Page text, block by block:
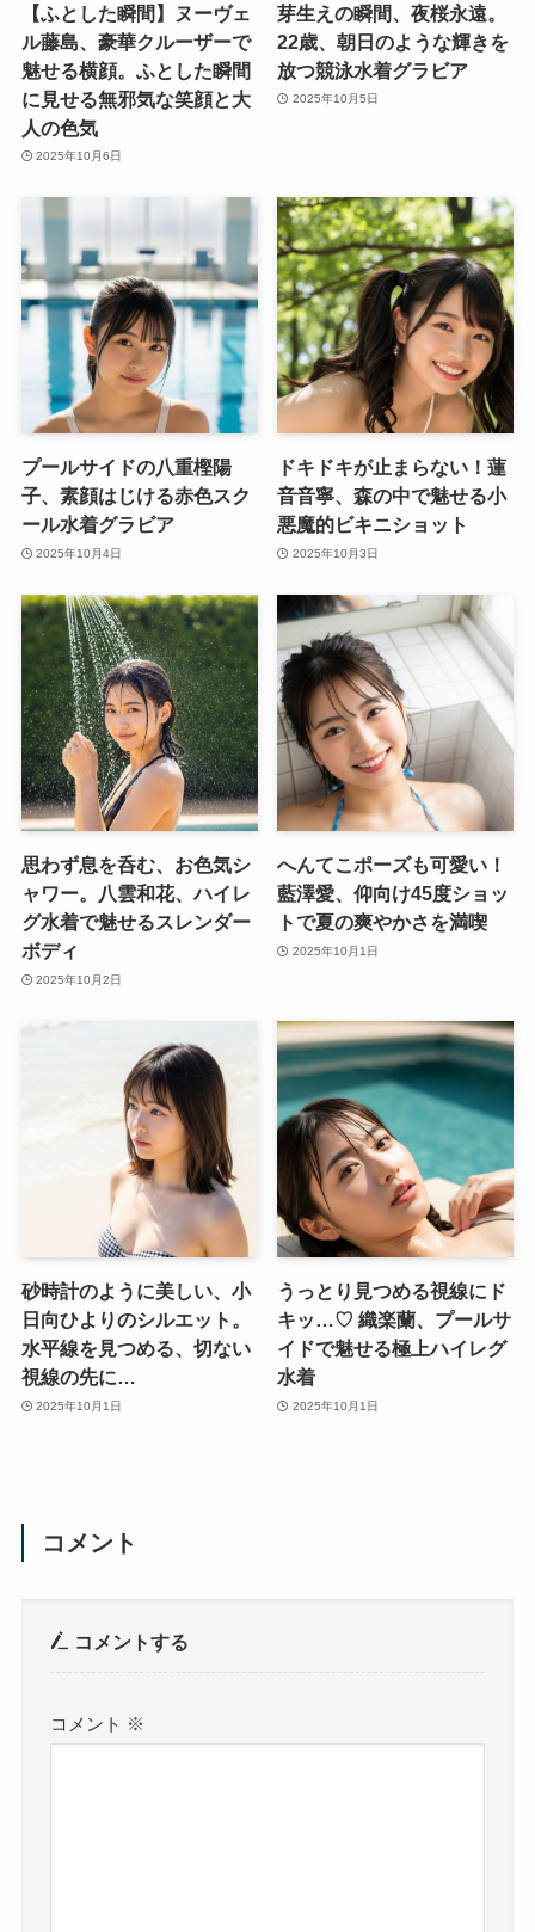
【ふとした瞬間】ヌーヴェ
ル藤島、豪華クルーザーで
魅せる横顔。ふとした瞬間
に見せる無邪気な笑顔と大
人の色気
2025年10月6日
芽生えの瞬間、夜桜永遠。
22歳、朝日のような輝きを
放つ競泳水着グラビア
2025年10月5日
プールサイドの八重樫陽
子、素顔はじける赤色スク
ール水着グラビア
2025年10月4日
ドキドキが止まらない！蓮
音音寧、森の中で魅せる小
悪魔的ビキニショット
2025年10月3日
思わず息を呑む、お色気シ
ャワー。八雲和花、ハイレ
グ水着で魅せるスレンダー
ボディ
2025年10月2日
へんてこポーズも可愛い！
藍澤愛、仰向け45度ショッ
トで夏の爽やかさを満喫
2025年10月1日
砂時計のように美しい、小
日向ひよりのシルエット。
水平線を見つめる、切ない
視線の先に…
2025年10月1日
うっとり見つめる視線にド
キッ…♡ 織楽蘭、プールサ
イドで魅せる極上ハイレグ
水着
2025年10月1日
コメント
コメントする
コメント ※